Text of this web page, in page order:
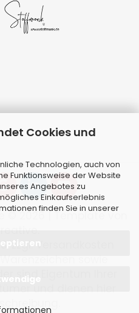
Cookies und
Technologien, auch von
Funktionsweise der Website
Angebotes zu
Einkaufserlebnis
finden Sie in unserer
2026 | Template von
zzgl. Versandkosten
sind Eigentum Ihrer